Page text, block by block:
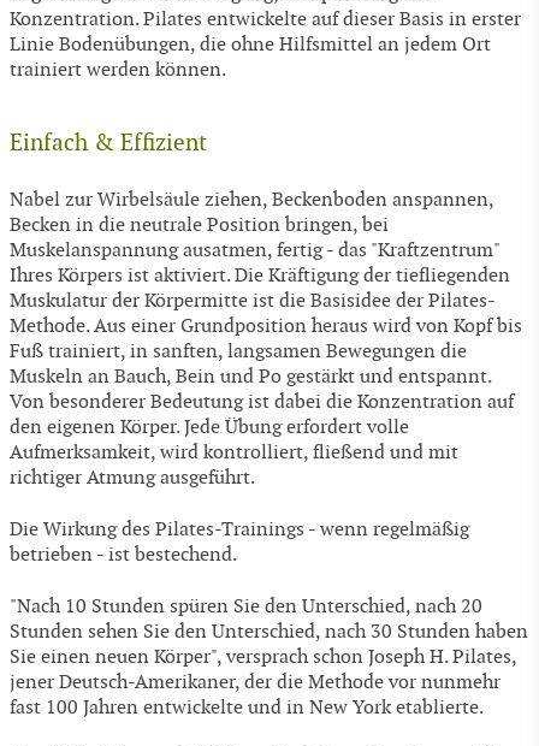
Konzentration. Pilates entwickelte auf dieser Basis in erster
Linie Bodenübungen, die ohne Hilfsmittel an jedem Ort
trainiert werden können.
Einfach & Effizient
Nabel zur Wirbelsäule ziehen, Beckenboden anspannen,
Becken in die neutrale Position bringen, bei
Muskelanspannung ausatmen, fertig - das "Kraftzentrum"
Ihres Körpers ist aktiviert. Die Kräftigung der tiefliegenden
Muskulatur der Körpermitte ist die Basisidee der Pilates-
Methode. Aus einer Grundposition heraus wird von Kopf bis
Fuß trainiert, in sanften, langsamen Bewegungen die
Muskeln an Bauch, Bein und Po gestärkt und entspannt.
Von besonderer Bedeutung ist dabei die Konzentration auf
den eigenen Körper. Jede Übung erfordert volle
Aufmerksamkeit, wird kontrolliert, fließend und mit
richtiger Atmung ausgeführt.
Die Wirkung des Pilates-Trainings - wenn regelmäßig
betrieben - ist bestechend.
"Nach 10 Stunden spüren Sie den Unterschied, nach 20
Stunden sehen Sie den Unterschied, nach 30 Stunden haben
Sie einen neuen Körper", versprach schon Joseph H. Pilates,
jener Deutsch-Amerikaner, der die Methode vor nunmehr
fast 100 Jahren entwickelte und in New York etablierte.